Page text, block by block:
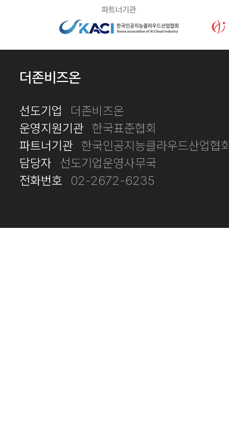
더존비즈온
선도기업
더존비즈온
운영지원기관 한국표준협회
파트너기관 한국인공지능클라우드산업협
담당자 선도기업운영사무국
전화번호
02-2672-6235